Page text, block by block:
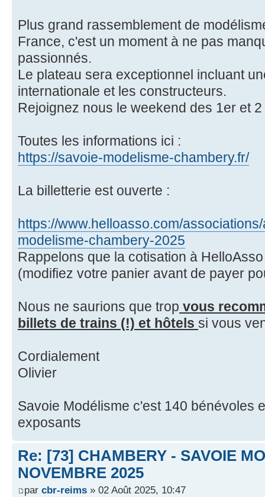
Plus grand rassemblement de
France, c'est un moment à ne pas
passionnés.
Le plateau sera exceptionnel incluant
internationale et les constructeurs.
Rejoignez nous le weekend des 1er et
Toutes les informations ici :
https://savoie-modelisme-chambery.fr/
La billetterie est ouverte :
https://www.helloasso.com/
modelisme-chambery-2025
Rappelons que la cotisation à
(modifiez votre panier avant de payer
Nous ne saurions que trop vous
billets de trains (!) et hôtels si vous
Cordialement
Olivier
Savoie Modélisme c'est 140 bénévoles
exposants
Re: [73] CHAMBERY - SAVOIE
NOVEMBRE 2025
par cbr-reims » 02 Août 2025, 10:47